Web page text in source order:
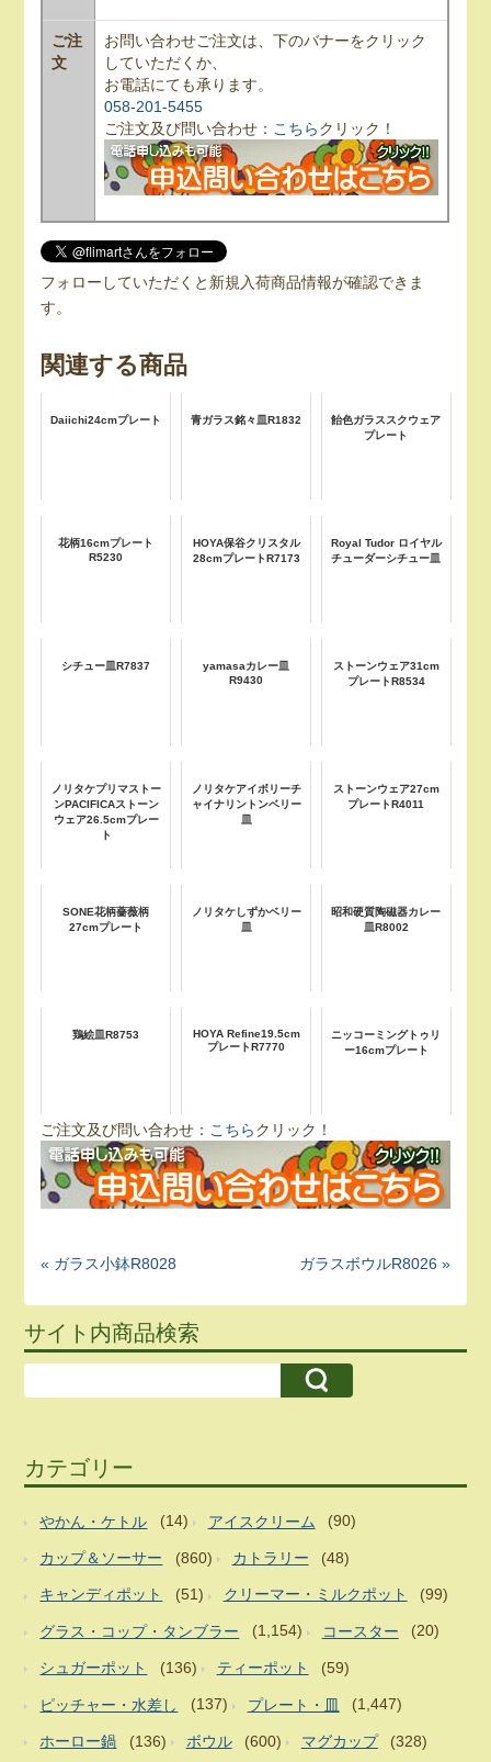
ご注
文
お問い合わせご注文は、下のバナーをクリック
していただくか、
お電話にても承ります。
058-201-5455
ご注文及び問い合わせ： こちらクリック！
フォローしていただくと新規入荷商品情報が確認できま
す。
関連する商品
Daiichi24cmプレート 青ガラス銘々皿R1832
飴色ガラススクウェア
プレート
花柄16cmプレート
R5230
HOYA保谷クリスタル
28cmプレートR7173
Royal Tudor ロイヤル
チューダーシチュー皿
シチュー皿R7837
yamasaカレー皿
R9430
ストーンウェア31cm
プレートR8534
ノリタケプリマストー
ンPACIFICAストーン
ウェア26.5cmプレー
ト
ノリタケアイボリーチ
ャイナリントンベリー
皿
ストーンウェア27cm
プレートR4011
SONE花柄薔薇柄
27cmプレート
ノリタケしずかベリー
皿
昭和硬質陶磁器カレー
皿R8002
鶏絵皿R8753
HOYA Refine19.5cm
プレートR7770
ニッコーミングトゥリ
ー16cmプレート
ご注文及び問い合わせ： こちらクリック！
« ガラス小鉢R8028 ガラスボウルR8026 »
サイト内商品検索
カテゴリー
やかん・ケトル (14) アイスクリーム (90)
カップ＆ソーサー (860) カトラリー (48)
キャンディポット (51) クリーマー・ミルクポット (99)
グラス・コップ・タンブラー (1,154) コースター (20)
シュガーポット (136) ティーポット (59)
ピッチャー・水差し (137) プレート・皿 (1,447)
ホーロー鍋 (136) ボウル (600) マグカップ (328)